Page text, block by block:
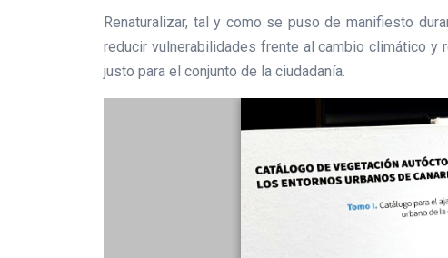
Renaturalizar, tal y como se puso de manifiesto
reducir vulnerabilidades frente al cambio climático y
justo para el conjunto de la ciudadanía.